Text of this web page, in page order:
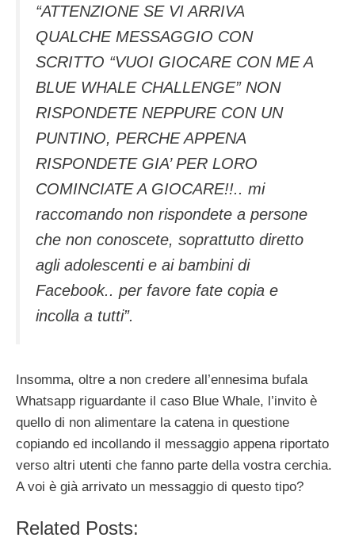
“ATTENZIONE SE VI ARRIVA
QUALCHE MESSAGGIO CON
SCRITTO “VUOI GIOCARE CON ME A
BLUE WHALE CHALLENGE” NON
RISPONDETE NEPPURE CON UN
PUNTINO, PERCHE APPENA
RISPONDETE GIA’ PER LORO
COMINCIATE A GIOCARE!!.. mi
raccomando non rispondete a persone
che non conoscete, soprattutto diretto
agli adolescenti e ai bambini di
Facebook.. per favore fate copia e
incolla a tutti”.
Insomma, oltre a non credere all’ennesima bufala
Whatsapp riguardante il caso Blue Whale, l’invito è
quello di non alimentare la catena in questione
copiando ed incollando il messaggio appena riportato
verso altri utenti che fanno parte della vostra cerchia.
A voi è già arrivato un messaggio di questo tipo?
Related Posts: